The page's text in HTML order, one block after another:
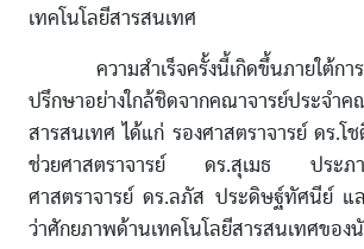
เทคโนโลยีสารสนเทศ
ความสำเร็จครั้งนี้เกิดขึ้นภายใต้การ
ปรึกษาอย่างใกล้ชิดจากคณาจารย์ประจำค
สารสนเทศ ได้แก่ รองศาสตราจารย์ ดร.
ช่วยศาสตราจารย์ ดร.สุเมธ ประ
ศาสตราจารย์ ดร.ลภัส ประดิษฐ์ทัศนีย์ แล
ว่าศักยภาพด้านเทคโนโลยีสารสนเทศขอ